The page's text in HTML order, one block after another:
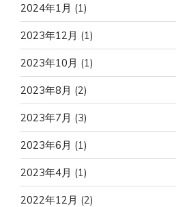
2024年1月 (1)
2023年12月 (1)
2023年10月 (1)
2023年8月 (2)
2023年7月 (3)
2023年6月 (1)
2023年4月 (1)
2022年12月 (2)